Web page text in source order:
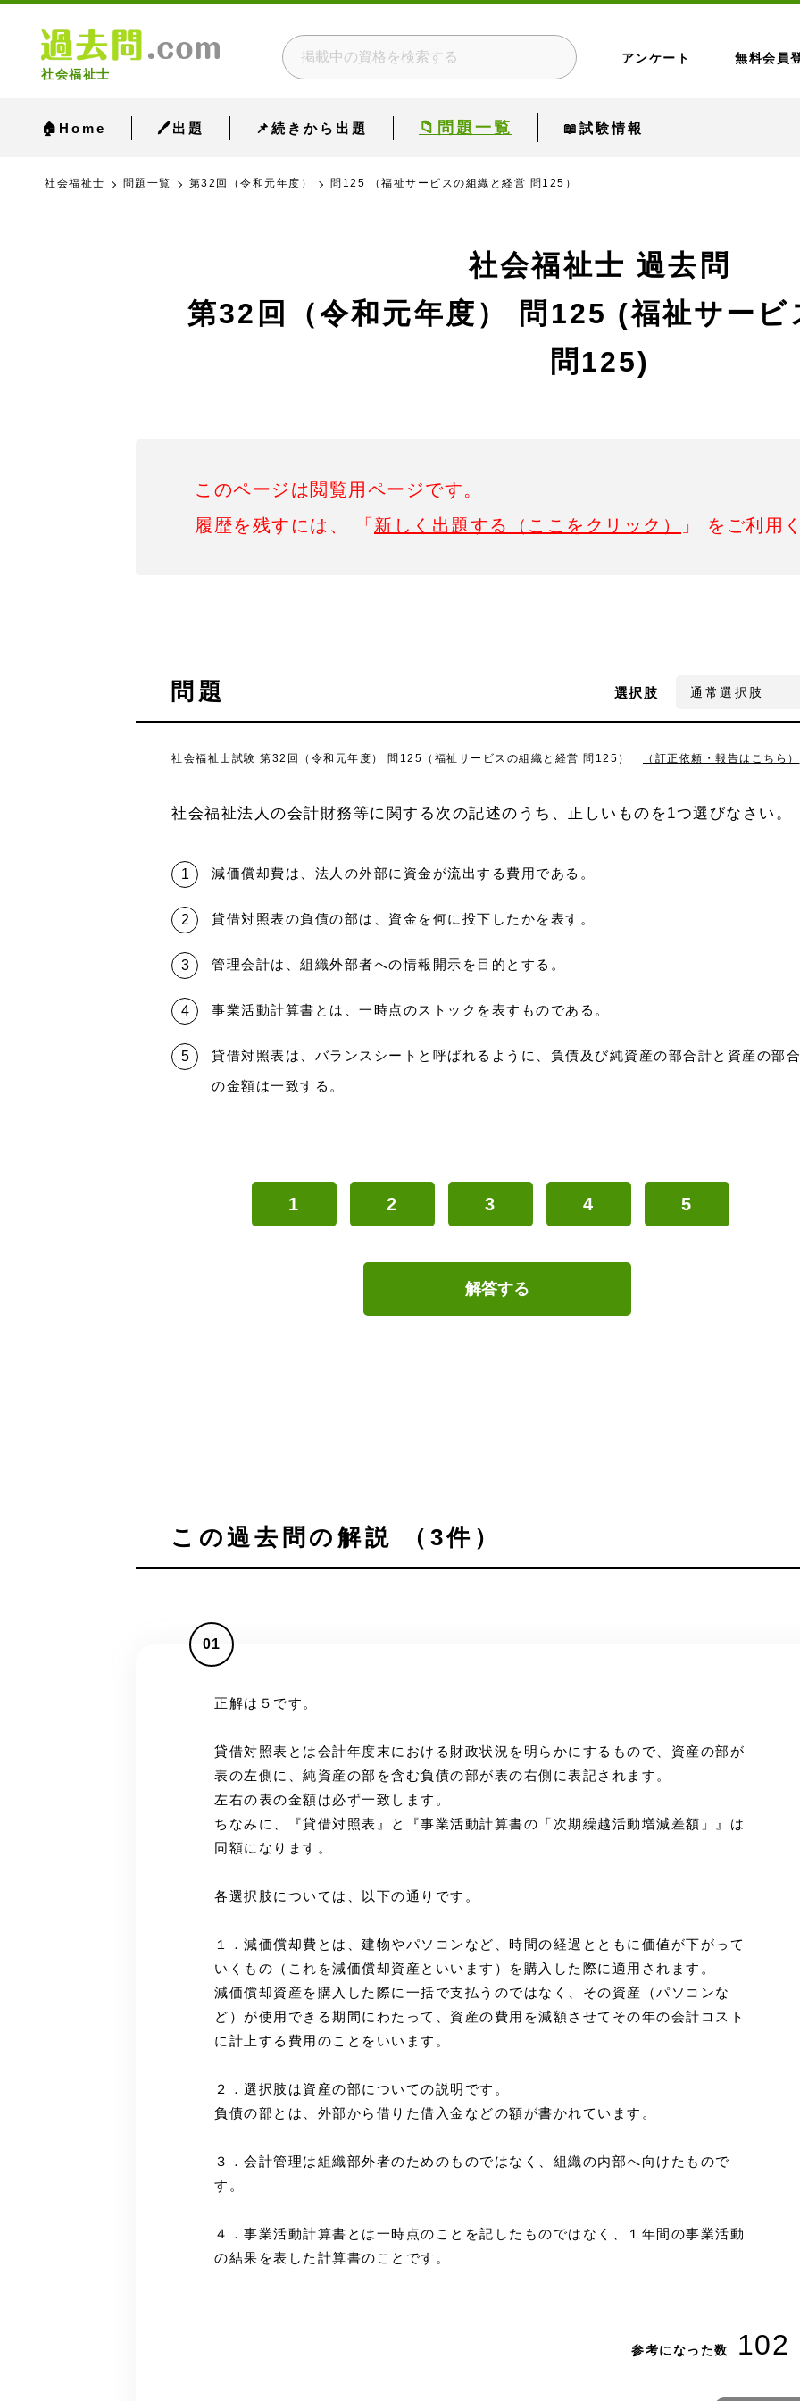
社会福祉士
アンケート 無料会員
🏠Home 🖊出題 📌続きから出題 📁問題一覧 📖試験情報
社会福祉士 問題一覧 第32回（令和元年度） 問125 （福祉サービスの組織と経営 問125）
社会福祉士 過去問
第32回（令和元年度）
問125 (福祉サービ
問125)
このページは閲覧用ページです。
履歴を残すには、 「 新しく出題する（ここをクリック） 」 をご利用
問題 選択肢
社会福祉士試験 第32回（令和元年度） 問125（福祉サービスの組織と経営 問125） （訂正依頼・報告はこちら）
社会福祉法人の会計財務等に関する次の記述のうち、正しいものを1つ選びなさい。
減価償却費は、法人の外部に資金が流出する費用である。
貸借対照表の負債の部は、資金を何に投下したかを表す。
管理会計は、組織外部者への情報開示を目的とする。
事業活動計算書とは、一時点のストックを表すものである。
貸借対照表は、バランスシートと呼ばれるように、負債及び純資産の部合計と資産の部
の金額は一致する。
1 2 3 4 5
解答する
この過去問の解説 （3件）
01
正解は５です。
貸借対照表とは会計年度末における財政状況を明らかにするもので、資産の部が
表の左側に、純資産の部を含む負債の部が表の右側に表記されます。
左右の表の金額は必ず一致します。
ちなみに、『貸借対照表』と『事業活動計算書の「次期繰越活動増減差額」』は
同額になります。
各選択肢については、以下の通りです。
１．減価償却費とは、建物やパソコンなど、時間の経過とともに価値が下がって
いくもの（これを減価償却資産といいます）を購入した際に適用されます。
減価償却資産を購入した際に一括で支払うのではなく、その資産（パソコンな
ど）が使用できる期間にわたって、資産の費用を減額させてその年の会計コスト
に計上する費用のことをいいます。
２．選択肢は資産の部についての説明です。
負債の部とは、外部から借りた借入金などの額が書かれています。
３．会計管理は組織部外者のためのものではなく、組織の内部へ向けたもので
す。
４．事業活動計算書とは一時点のことを記したものではなく、１年間の事業活動
の結果を表した計算書のことです。
参考になった数 102